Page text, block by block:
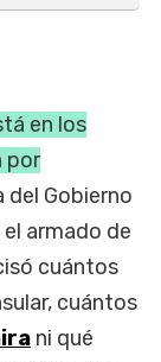
en los
por
del Gobierno
armado de
cuántos
cuántos
ni qué